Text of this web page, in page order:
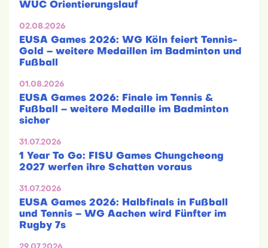
WUC Orientierungslauf
02.08.2026
EUSA Games 2026: WG Köln feiert Tennis-
Gold – weitere Medaillen im Badminton und
Fußball
01.08.2026
EUSA Games 2026: Finale im Tennis &
Fußball – weitere Medaille im Badminton
sicher
31.07.2026
1 Year To Go: FISU Games Chungcheong
2027 werfen ihre Schatten voraus
31.07.2026
EUSA Games 2026: Halbfinals in Fußball
und Tennis – WG Aachen wird Fünfter im
Rugby 7s